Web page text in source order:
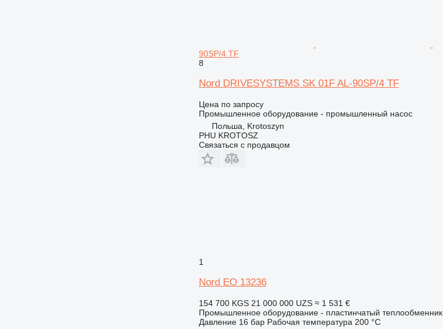
90SP/4 TF
8
Nord DRIVESYSTEMS SK 01F AL-90SP/4 TF
Цена по запросу
Промышленное оборудование - промышленный насос
Польша, Krotoszyn
PHU KROTOSZ
Связаться с продавцом
1
Nord EO 13236
154 700 KGS 21 000 000 UZS ≈ 1 531 €
Промышленное оборудование - пластинчатый теплообменник
Давление 16 бар Рабочая температура 200 °C